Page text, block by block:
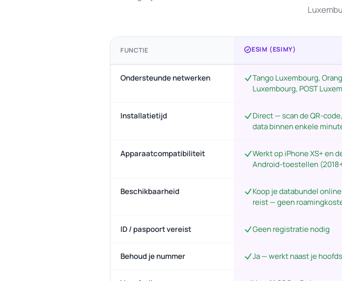
FUNCTIE ESIM (ESIMY)
Ondersteunde netwerken
Tango Luxembourg,
Luxembourg, POST
Installatietijd
Direct — scan de QR-
data binnen enkele
Apparaatcompatibiliteit
Werkt op iPhone XS+ en
Android-toestellen
Beschikbaarheid
Koop je databundel
reist — geen
ID / paspoort vereist Geen registratie nodig
Behoud je nummer Ja — werkt naast je